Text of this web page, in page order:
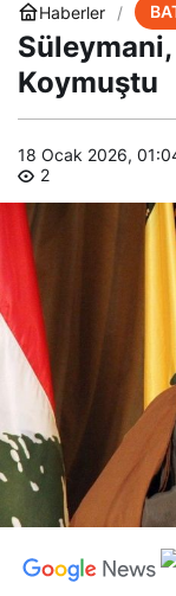
Haberler
Koymuştu
18 Ocak 2026,
2